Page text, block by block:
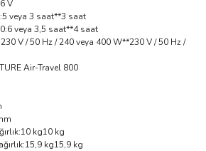
V
veya 3 saat**3 saat
veya 3,5 saat**4 saat
V / 50 Hz / 240 veya 400 W**230 V / 50 Hz /
Air-Travel 800
kg10 kg
kg15,9 kg